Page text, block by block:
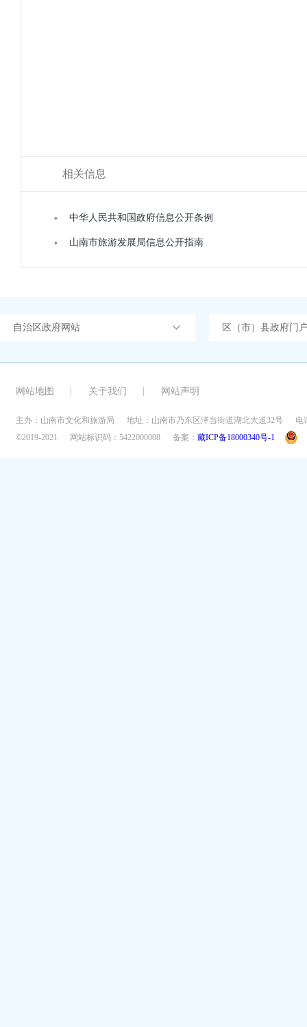
相关信息
中华人民共和国政府信息公开条例
山南市旅游发展局信息公开指南
自治区政府网站 区（市）县政府门
网站地图 关于我们 网站声明
主办：山南市文化和旅游局 地址：山南市乃东区泽当街道湖北大道32号
电
©2019-2021
网站标识码：5422000008 备案： 藏ICP备18000340号-1